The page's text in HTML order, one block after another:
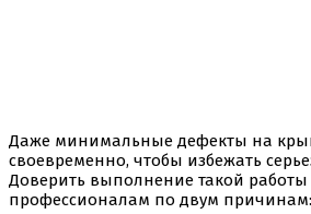
Даже минимальные дефекты на
своевременно, чтобы избежать
Доверить выполнение такой
профессионалам по двум причинам: